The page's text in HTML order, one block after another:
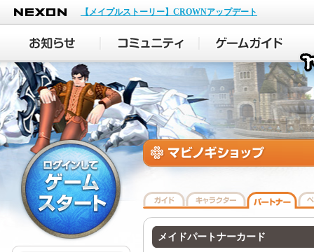
NEXON
【メイプルストーリー】CROWNアップデート
メイドパートナーカード